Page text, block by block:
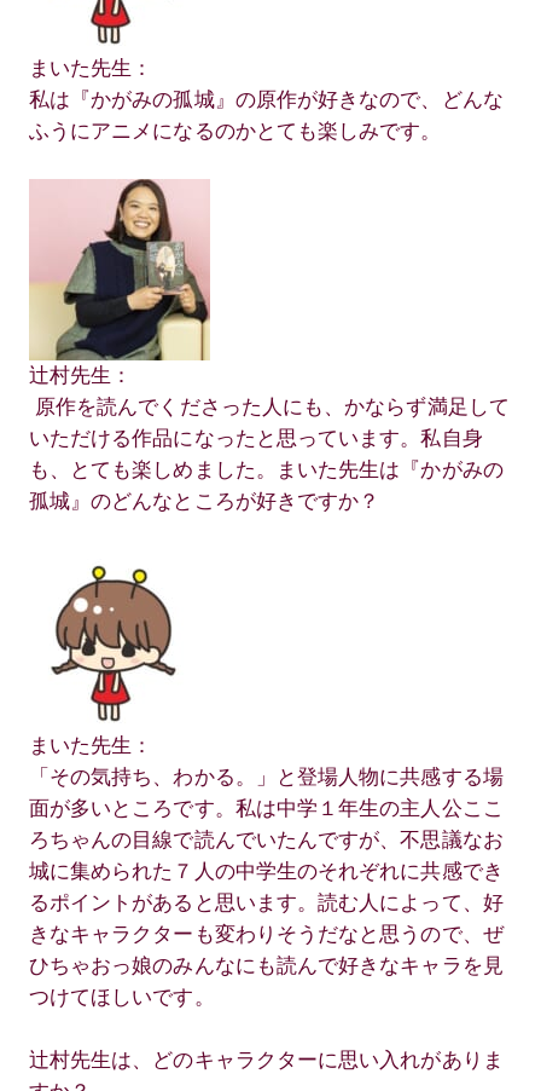
まいた先生：
私は『かがみの孤城』の原作が好きなので、どんな
ふうにアニメになるのかとても楽しみです。
辻村先生：
原作を読んでくださった人にも、かならず満足して
いただける作品になったと思っています。私自身
も、とても楽しめました。まいた先生は『かがみの
孤城』のどんなところが好きですか？
まいた先生：
「その気持ち、わかる。」と登場人物に共感する場
面が多いところです。私は中学１年生の主人公ここ
ろちゃんの目線で読んでいたんですが、不思議なお
城に集められた７人の中学生のそれぞれに共感でき
るポイントがあると思います。読む人によって、好
きなキャラクターも変わりそうだなと思うので、ぜ
ひちゃおっ娘のみんなにも読んで好きなキャラを見
つけてほしいです。
辻村先生は、どのキャラクターに思い入れがありま